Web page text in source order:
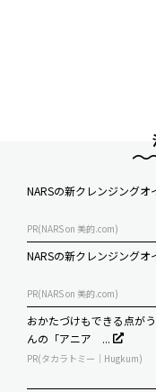
NARSの新クレンジング
PR(NARS on 美的.com)
NARSの新クレンジング
PR(NARS on 美的.com)
おかたづけもできる点が
んの「アニア ...
PR(タカラトミー｜Hugkum)